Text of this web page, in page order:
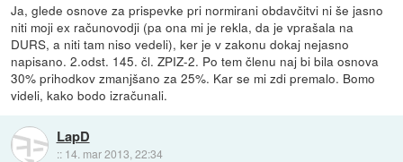
Ja, glede osnove za prispevke pri normirani obdavčitvi ni še jasno
niti moji ex računovodji (pa ona mi je rekla, da je vprašala na
DURS, a niti tam niso vedeli), ker je v zakonu dokaj nejasno
napisano. 2.odst. 145. čl. ZPIZ-2. Po tem členu naj bi bila osnova
30% prihodkov zmanjšano za 25%. Kar se mi zdi premalo. Bomo
videli, kako bodo izračunali.
LapD
:: 14. mar 2013, 22:34